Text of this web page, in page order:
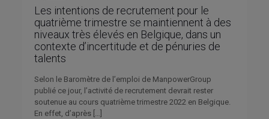
Les intentions de recrutement pour le
quatrième trimestre se maintiennent à des
niveaux très élevés en Belgique, dans un
contexte d’incertitude et de pénuries de
talents
Selon le Baromètre de l’emploi de ManpowerGroup
publié ce jour, l’activité de recrutement devrait rester
soutenue au cours quatrième trimestre 2022 en Belgique.
En effet, d’après […]